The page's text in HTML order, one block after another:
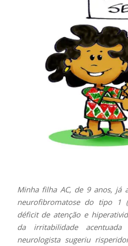
Minha filha AC, de 9 anos, já
neurofibromatose do tipo 1
déficit de atenção e
da irritabilidade
neurologista sugeriu